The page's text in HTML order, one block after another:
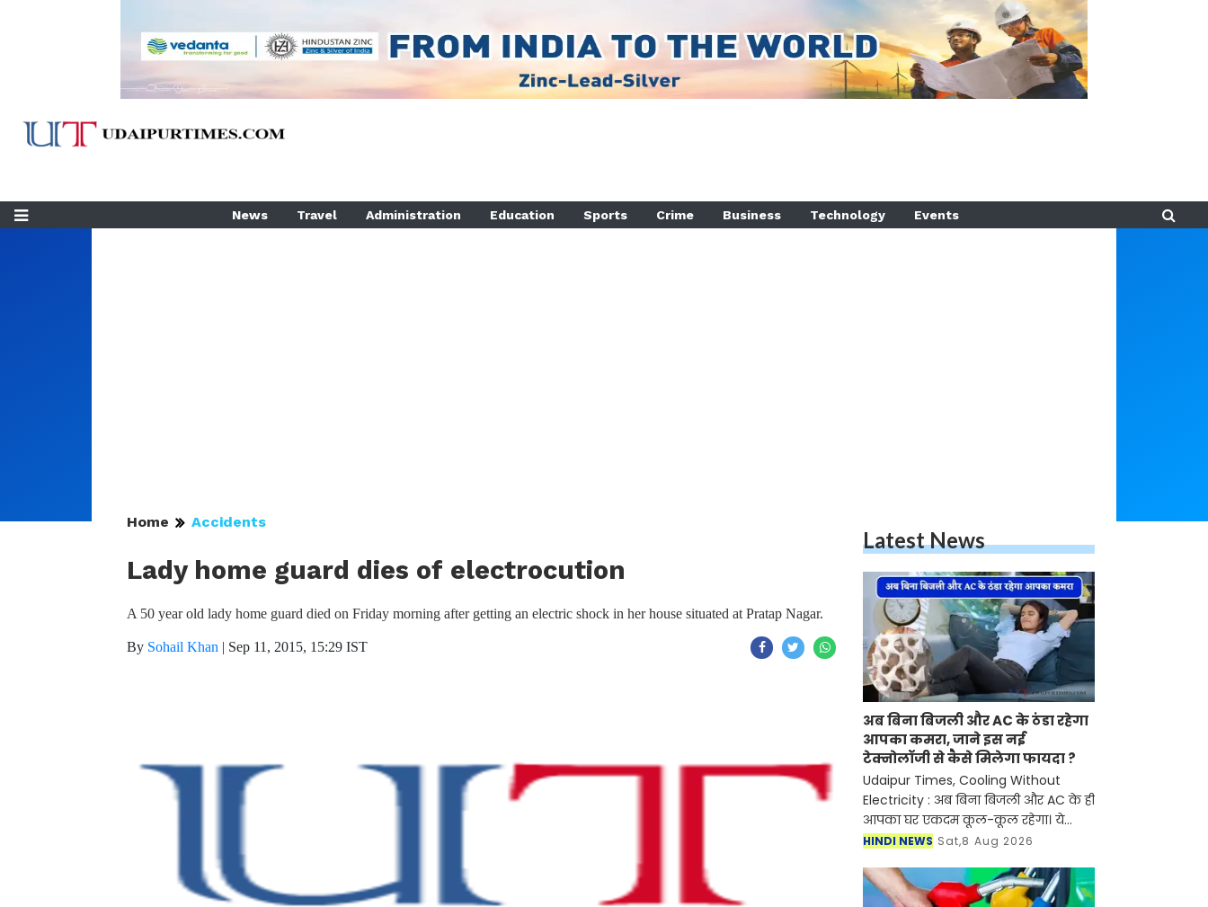
News Travel Administration Education Sports Crime Business Technology Events
Home Accidents
Lady home guard dies of electrocution
A 50 year old lady home guard died on Friday morning after getting an electric shock in her house situated at Pratap Nagar.
By Sohail Khan | Sep 11, 2015, 15:29 IST
Latest News
अब बिना बिजली और AC के ठंडा रहेगा
आपका कमरा, जाने इस नई
टेक्नोलॉजी से कैसे मिलेगा फायदा ?
Udaipur Times, Cooling Without
Electricity : अब बिना बिजली और AC के ही
आपका घर एकदम कूल-कूल रहेगा। ये
सुनकर आप भी दंग रह गए ना। दरअसल,
Graz) के रिसर्चर्स ने 3D प्र
HINDI NEWS Sat,8 Aug 2026